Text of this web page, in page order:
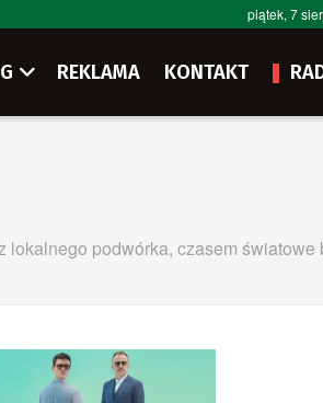
piątek, 7
REKLAMA KONTAKT
podwórka, czasem światowe